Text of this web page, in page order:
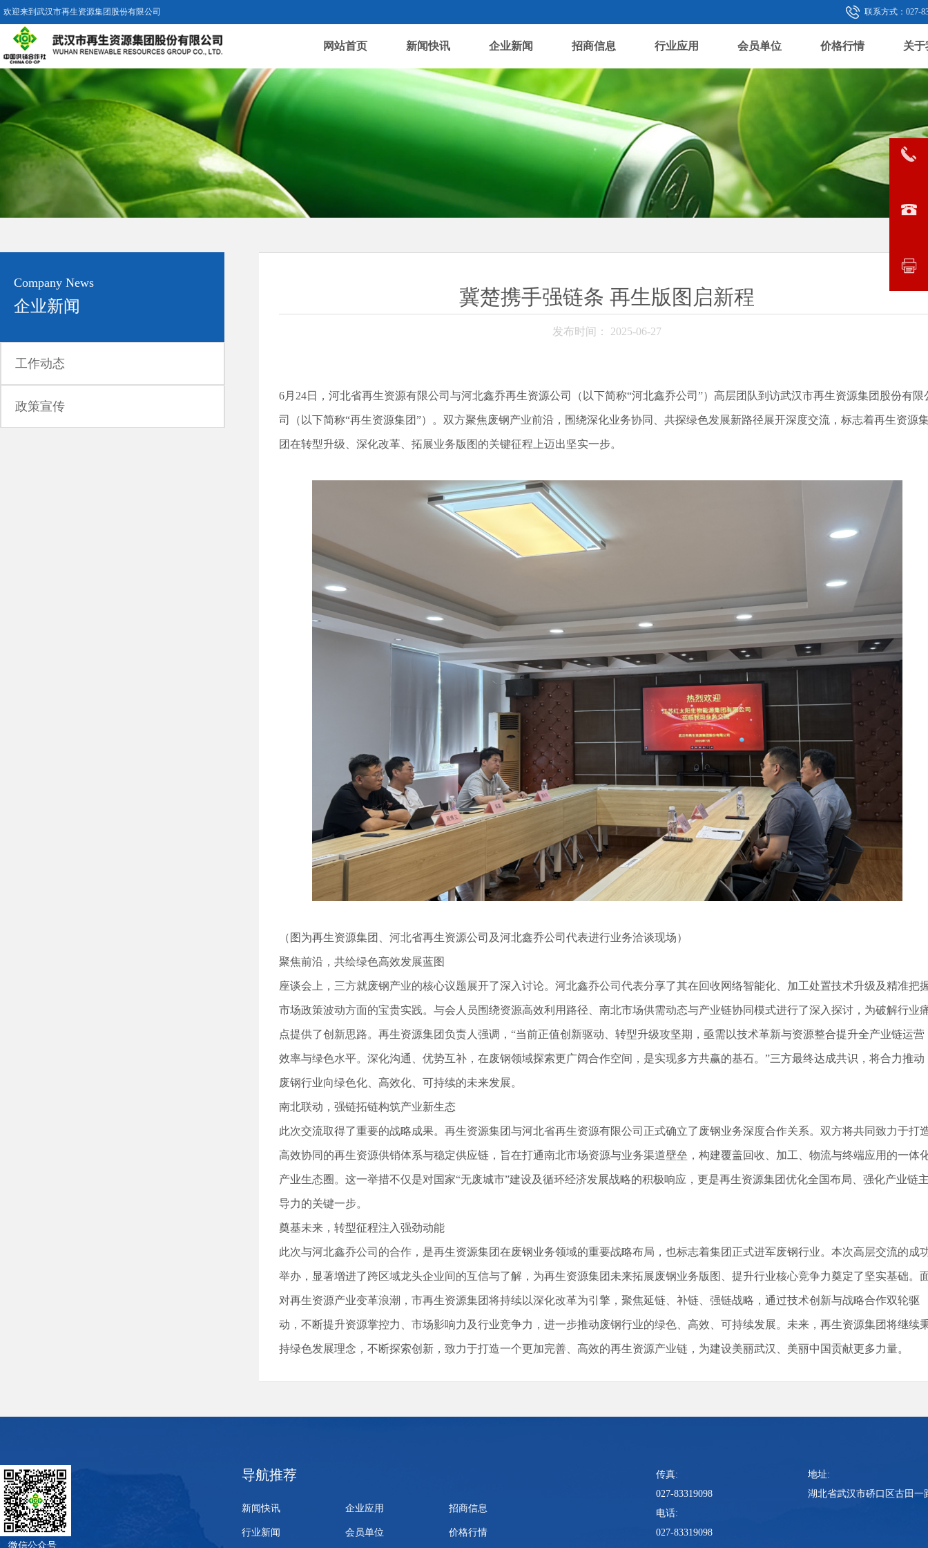
欢迎来到武汉市再生资源集团股份有限公司 联系方式：027-
网站首页 新闻快讯 企业新闻 招商信息 行业应用 会员单位 价格行情 关于
Company News
企业新闻
工作动态
政策宣传
冀楚携手强链条 再生版图启新程
发布时间： 2025-06-27
6月24日，河北省再生资源有限公司与河北鑫乔再生资源公司（以下简称“河北鑫乔公司”）高层团队到访武汉市再生资源集团股份有限
司（以下简称“再生资源集团”）。双方聚焦废钢产业前沿，围绕深化业务协同、共探绿色发展新路径展开深度交流，标志着再生资源
团在转型升级、深化改革、拓展业务版图的关键征程上迈出坚实一步。
（图为再生资源集团、河北省再生资源公司及河北鑫乔公司代表进行业务洽谈现场）
聚焦前沿，共绘绿色高效发展蓝图
座谈会上，三方就废钢产业的核心议题展开了深入讨论。河北鑫乔公司代表分享了其在回收网络智能化、加工处置技术升级及精准把
市场政策波动方面的宝贵实践。与会人员围绕资源高效利用路径、南北市场供需动态与产业链协同模式进行了深入探讨，为破解行业
点提供了创新思路。再生资源集团负责人强调，“当前正值创新驱动、转型升级攻坚期，亟需以技术革新与资源整合提升全产业链运营
效率与绿色水平。深化沟通、优势互补，在废钢领域探索更广阔合作空间，是实现多方共赢的基石。”三方最终达成共识，将合力推动
废钢行业向绿色化、高效化、可持续的未来发展。
南北联动，强链拓链构筑产业新生态
此次交流取得了重要的战略成果。再生资源集团与河北省再生资源有限公司正式确立了废钢业务深度合作关系。双方将共同致力于打
高效协同的再生资源供销体系与稳定供应链，旨在打通南北市场资源与业务渠道壁垒，构建覆盖回收、加工、物流与终端应用的一体
产业生态圈。这一举措不仅是对国家“无废城市”建设及循环经济发展战略的积极响应，更是再生资源集团优化全国布局、强化产业链
导力的关键一步。
奠基未来，转型征程注入强劲动能
此次与河北鑫乔公司的合作，是再生资源集团在废钢业务领域的重要战略布局，也标志着集团正式进军废钢行业。本次高层交流的成
举办，显著增进了跨区域龙头企业间的互信与了解，为再生资源集团未来拓展废钢业务版图、提升行业核心竞争力奠定了坚实基础。
对再生资源产业变革浪潮，市再生资源集团将持续以深化改革为引擎，聚焦延链、补链、强链战略，通过技术创新与战略合作双轮驱
动，不断提升资源掌控力、市场影响力及行业竞争力，进一步推动废钢行业的绿色、高效、可持续发展。未来，再生资源集团将继续
持绿色发展理念，不断探索创新，致力于打造一个更加完善、高效的再生资源产业链，为建设美丽武汉、美丽中国贡献更多力量。
微信公众号
导航推荐
新闻快讯 企业应用 招商信息
行业新闻 会员单位 价格行情
传真:
027-83319098
电话:
027-83319098
地址:
湖北省武汉市硚口区古田一